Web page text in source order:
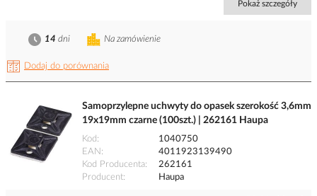
Pokaż szczegóły
Dodaj do porównania
Na zamówienie
14 dni
Samoprzylepne uchwyty do opasek szerokość 3,6mm
19x19mm czarne (100szt.) | 262161 Haupa
Kod
1040750
EAN
4011923139490
Kod Producenta
262161
Producent
Haupa